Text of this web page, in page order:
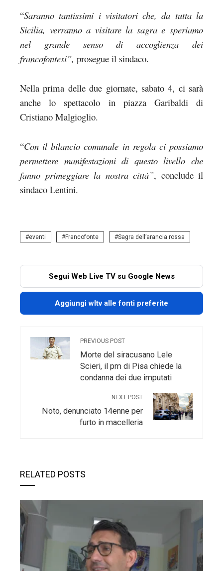
“Saranno tantissimi i visitatori che, da tutta la
Sicilia, verranno a visitare la sagra e speriamo
nel grande senso di accoglienza dei
francofontesi”, prosegue il sindaco.
Nella prima delle due giornate, sabato 4, ci sarà
anche lo spettacolo in piazza Garibaldi di
Cristiano Malgioglio.
“Con il bilancio comunale in regola ci possiamo
permettere manifestazioni di questo livello che
fanno primeggiare la nostra città”, conclude il
sindaco Lentini.
eventi Francofonte Sagra dell’arancia rossa
Segui Web Live TV su Google News
Aggiungi wltv alle fonti preferite
PREVIOUS POST
Morte del siracusano Lele
Scieri, il pm di Pisa chiede la
condanna dei due imputati
NEXT POST
Noto, denunciato 14enne per
furto in macelleria
RELATED POSTS